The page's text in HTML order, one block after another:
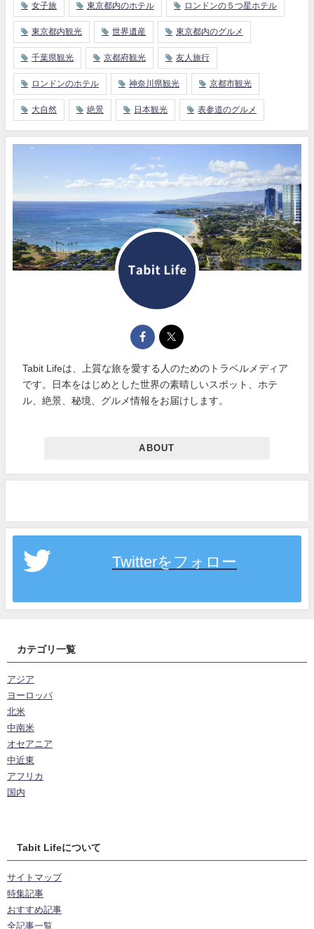
女子旅 東京都内のホテル ロンドンの５つ星ホテル
東京都内観光 世界遺産 東京都内のグルメ
千葉県観光 京都府観光 友人旅行
ロンドンのホテル 神奈川県観光 京都市観光
大自然 絶景 日本観光 表参道のグルメ
Tabit Lifeは、上質な旅を愛する人のためのトラベルメディア
です。日本をはじめとした世界の素晴しいスポット、ホテ
ル、絶景、秘境、グルメ情報をお届けします。
ABOUT
Twitterをフォロー
カテゴリ一覧
アジア
ヨーロッパ
北米
中南米
オセアニア
中近東
アフリカ
国内
Tabit Lifeについて
サイトマップ
特集記事
おすすめ記事
全記事一覧